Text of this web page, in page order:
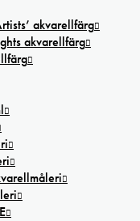
akvarellfärg
akvarellfärg